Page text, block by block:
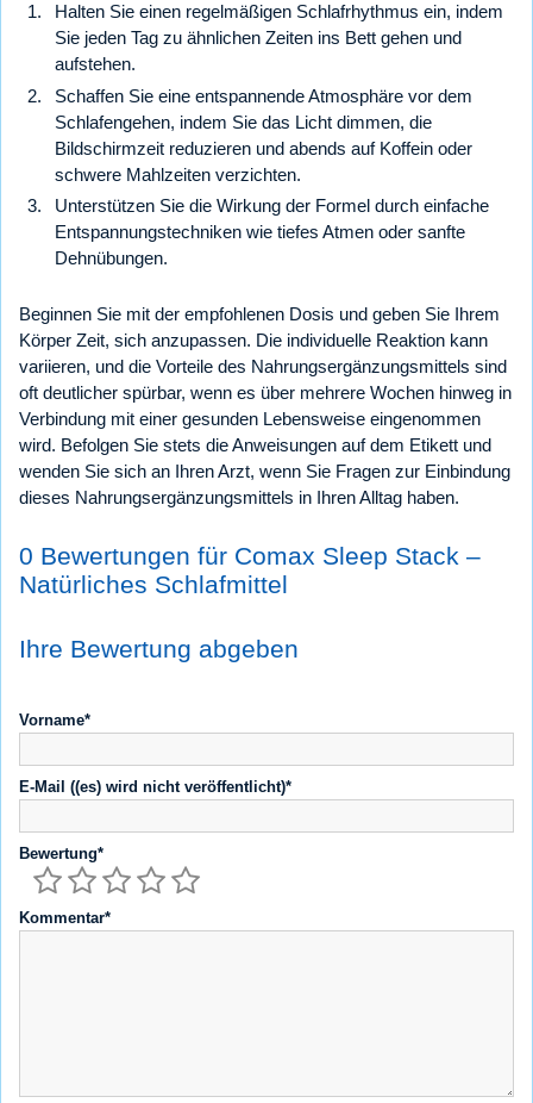
Halten Sie einen regelmäßigen Schlafrhythmus ein, indem
Sie jeden Tag zu ähnlichen Zeiten ins Bett gehen und
aufstehen.
Schaffen Sie eine entspannende Atmosphäre vor dem
Schlafengehen, indem Sie das Licht dimmen, die
Bildschirmzeit reduzieren und abends auf Koffein oder
schwere Mahlzeiten verzichten.
Unterstützen Sie die Wirkung der Formel durch einfache
Entspannungstechniken wie tiefes Atmen oder sanfte
Dehnübungen.
Beginnen Sie mit der empfohlenen Dosis und geben Sie Ihrem
Körper Zeit, sich anzupassen. Die individuelle Reaktion kann
variieren, und die Vorteile des Nahrungsergänzungsmittels sind
oft deutlicher spürbar, wenn es über mehrere Wochen hinweg in
Verbindung mit einer gesunden Lebensweise eingenommen
wird. Befolgen Sie stets die Anweisungen auf dem Etikett und
wenden Sie sich an Ihren Arzt, wenn Sie Fragen zur Einbindung
dieses Nahrungsergänzungsmittels in Ihren Alltag haben.
0 Bewertungen für Comax Sleep Stack –
Natürliches Schlafmittel
Ihre Bewertung abgeben
Vorname*
E-Mail ((es) wird nicht veröffentlicht)*
Bewertung*
Kommentar*